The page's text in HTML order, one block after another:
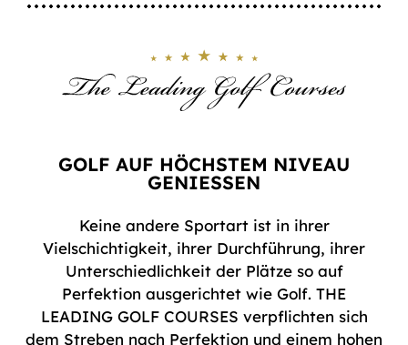
GOLF AUF HÖCHSTEM NIVEAU
GENIESSEN
Keine andere Sportart ist in ihrer
Vielschichtigkeit, ihrer Durchführung, ihrer
Unterschiedlichkeit der Plätze so auf
Perfektion ausgerichtet wie Golf. THE
LEADING GOLF COURSES verpflichten sich
dem Streben nach Perfektion und einem hohen